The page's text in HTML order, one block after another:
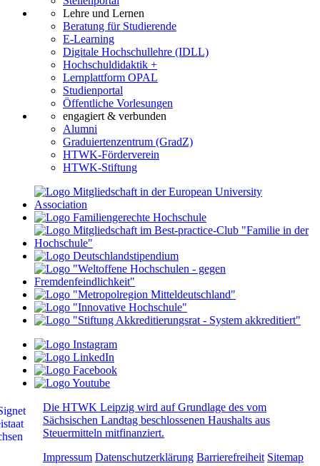
Lehre und Lernen
Beratung für Studierende
E-Learning
Digitale Hochschullehre (IDLL)
Hochschuldidaktik +
Lernplattform OPAL
Studienportal
Öffentliche Vorlesungen
engagiert & verbunden
Alumni
Graduiertenzentrum (GradZ)
HTWK-Förderverein
HTWK-Stiftung
Die HTWK Leipzig wird auf Grundlage des vom
Sächsischen Landtag beschlossenen Haushalts aus
Steuermitteln mitfinanziert.
Impressum Datenschutzerklärung Barrierefreiheit Sitemap